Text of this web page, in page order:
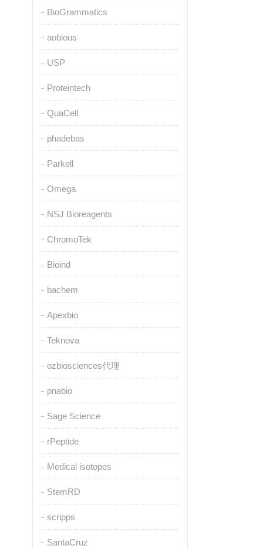
BioGrammatics
aobious
USP
Proteintech
QuaCell
phadebas
Parkell
Omega
NSJ Bioreagents
ChromoTek
Bioind
bachem
Apexbio
Teknova
ozbiosciences代理
pnabio
Sage Science
rPeptide
Medical isotopes
StemRD
scripps
SantaCruz